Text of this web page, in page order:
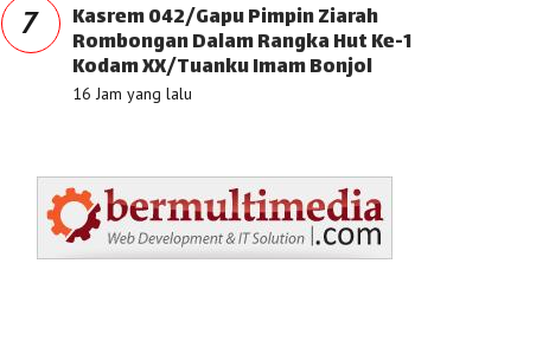
7 Kasrem 042/Gapu Pimpin Ziarah
Rombongan Dalam Rangka Hut Ke-1
Kodam XX/Tuanku Imam Bonjol
16 Jam yang lalu